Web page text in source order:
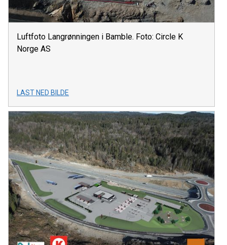
Luftfoto Langrønningen i Bamble. Foto: Circle K
Norge AS
LAST NED BILDE